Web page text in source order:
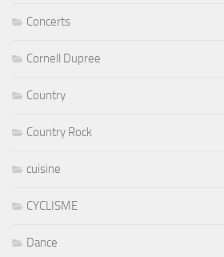
Concerts
Cornell Dupree
Country
Country Rock
cuisine
CYCLISME
Dance